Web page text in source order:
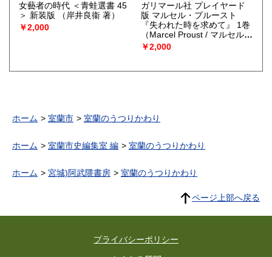
女藝者の時代 ＜青蛙選書 45
＞ 新装版
（岸井良衞 著）
￥2,000
ガリマール社 プレイヤード
版 マルセル・プルースト
『失われた時を求めて』 1巻
（Marcel Proust / マルセル・
プルースト）
￥2,000
ホーム 室蘭市 室蘭のうつりかわり
ホーム 室蘭市史編集室 編 室蘭のうつりかわり
ホーム 宮城)阿武隈書房 室蘭のうつりかわり
ページ上部へ戻る
プライバシーポリシー